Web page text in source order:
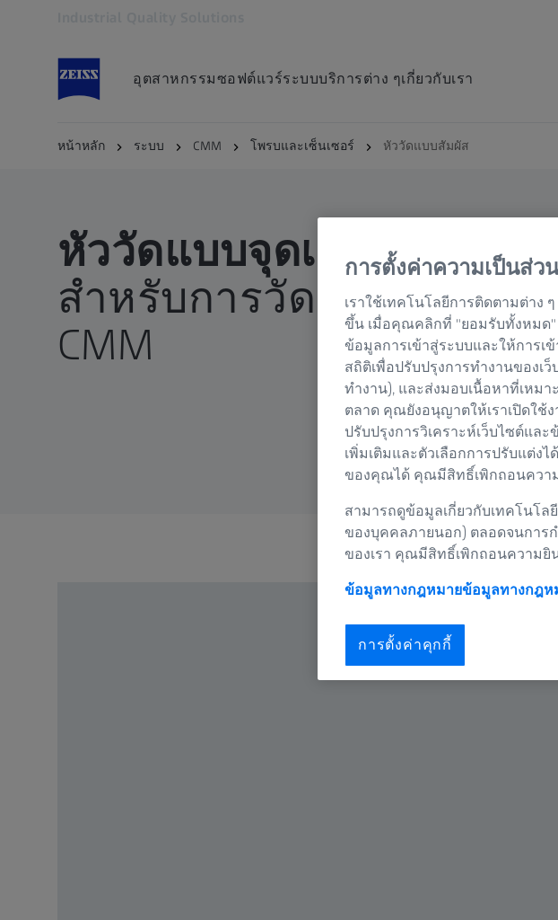
อุตสาหกรรมซอฟต์แวร์ระบบบริการต่าง ๆเกี่ยวกับเรา
หน้าหลัก ระบบ CMM โพรบและเซ็นเซอร์ หัววัดแบบสัมผัส
หัววัดแบบจุดเดียว
สำหรับการวัดแบบสัมผัสบ
CMM
การตั้งค่าความเป็นส่ว
เราใช้เทคโนโลยีการติดตามต่าง
ขึ้น เมื่อคุณคลิกที่ "ยอมรับทั้งหมด"
ข้อมูลการเข้าสู่ระบบและให้การเ
สถิติเพื่อปรับปรุงการทำงานของเ
ทำงาน), และส่งมอบเนื้อหาที่เหม
ตลาด คุณยังอนุญาตให้เราเปิดใช้
ปรับปรุงการวิเคราะห์เว็บไซต์แ
เพิ่มเติมและตัวเลือกการปรับแต่ง
ของคุณได้ คุณมีสิทธิ์เพิกถอนควา
สามารถดูข้อมูลเกี่ยวกับเทคโนโล
ของบุคคลภายนอก) ตลอดจนการ
ของเรา คุณมีสิทธิ์เพิกถอนความยิ
ข้อมูลทางกฎหมายข้อมูลทางกฎห
การตั้งค่าคุกกี้